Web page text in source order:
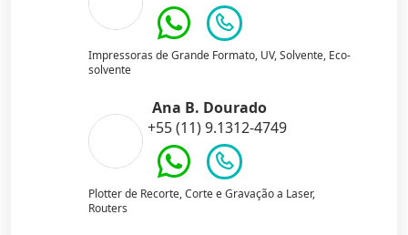
Impressoras de Grande Formato, UV, Solvente, Eco-
solvente
Ana B. Dourado
+55 (11) 9.1312-4749
Plotter de Recorte, Corte e Gravação a Laser,
Routers